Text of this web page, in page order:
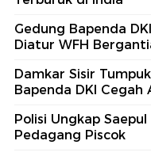
Gedung Bapenda
Diatur WFH
Damkar Sisir
Bapenda DKI Cegah
Polisi Ungkap
Pedagang Piscok